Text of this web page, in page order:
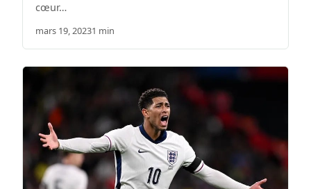
cœur…
mars 19, 20231 min